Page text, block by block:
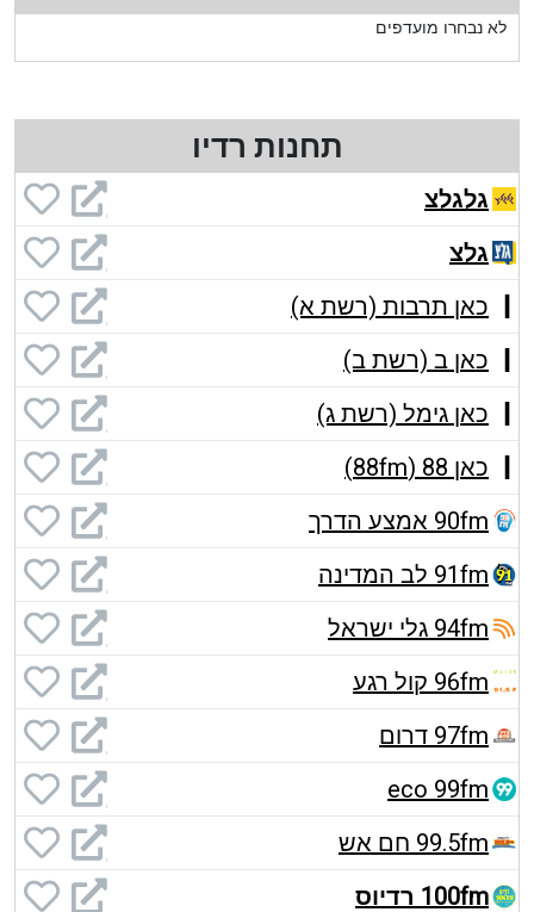
לא נבחרו מועדפים
תחנות רדיו
גלגלצ
גלצ
כאן תרבות (רשת א)
כאן ב (רשת ב)
כאן גימל (רשת ג)
כאן 88 (88fm)
90fm אמצע הדרך
91fm לב המדינה
94fm גלי ישראל
96fm קול רגע
97fm דרום
eco 99fm
99.5fm חם אש
100fm רדיוס